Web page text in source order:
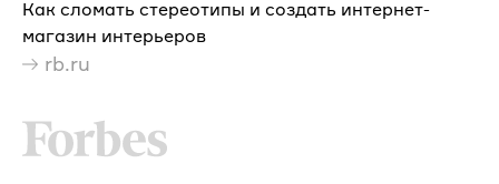
Как сломать стереотипы и создать интернет-
магазин интерьеров
rb.ru